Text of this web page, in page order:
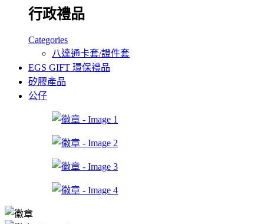
行政禮品
Categories
八達通卡套/證件套
EGS GIFT 環保禮品
矽膠產品
公仔